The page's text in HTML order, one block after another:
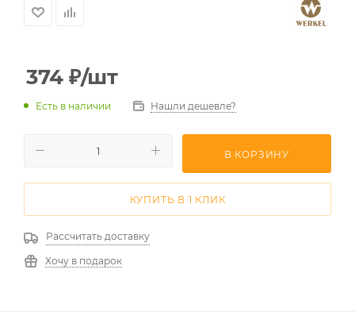
374 ₽/шт
Есть в наличии Нашли дешевле?
В КОРЗИНУ
КУПИТЬ В 1 КЛИК
Рассчитать доставку
Хочу в подарок